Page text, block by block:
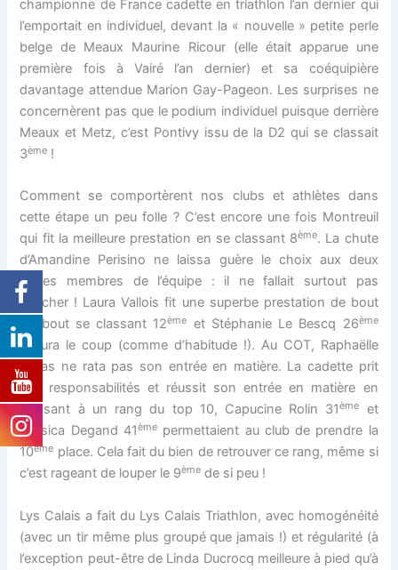
championne de France cadette en triathlon l’an dernier qui
l’emportait en individuel, devant la « nouvelle » petite perle
belge de Meaux Maurine Ricour (elle était apparue une
première fois à Vairé l’an dernier) et sa coéquipière
davantage attendue Marion Gay-Pageon. Les surprises ne
concernèrent pas que le podium individuel puisque derrière
Meaux et Metz, c’est Pontivy issu de la D2 qui se classait
3ème !
Comment se comportèrent nos clubs et athlètes dans
cette étape un peu folle ? C’est encore une fois Montreuil
qui fit la meilleure prestation en se classant 8ème. La chute
d’Amandine Perisino ne laissa guère le choix aux deux
autres membres de l’équipe : il ne fallait surtout pas
flancher ! Laura Vallois fit une superbe prestation de bout
en bout se classant 12ème et Stéphanie Le Bescq 26ème
assura le coup (comme d’habitude !). Au COT, Raphaëlle
Lucas ne rata pas son entrée en matière. La cadette prit
ses responsabilités et réussit son entrée en matière en
classant à un rang du top 10, Capucine Rolin 31ème
et
Jessica Degand 41èmepermettaient au club de prendre la
10ème place. Cela fait du bien de retrouver ce rang, même si
c’est rageant de louper le 9ème de si peu !
Lys Calais a fait du Lys Calais Triathlon, avec homogénéité
(avec un tir même plus groupé que jamais !) et régularité (à
l’exception peut-être de Linda Ducrocq meilleure à pied qu’à